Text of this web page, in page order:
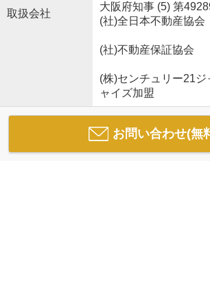
取扱会社
大阪府知事 (5) 第
(社)全日本不動産協会
(社)不動産保証協会
(株)センチュリー21
ャイズ加盟
お問い合わせ(無